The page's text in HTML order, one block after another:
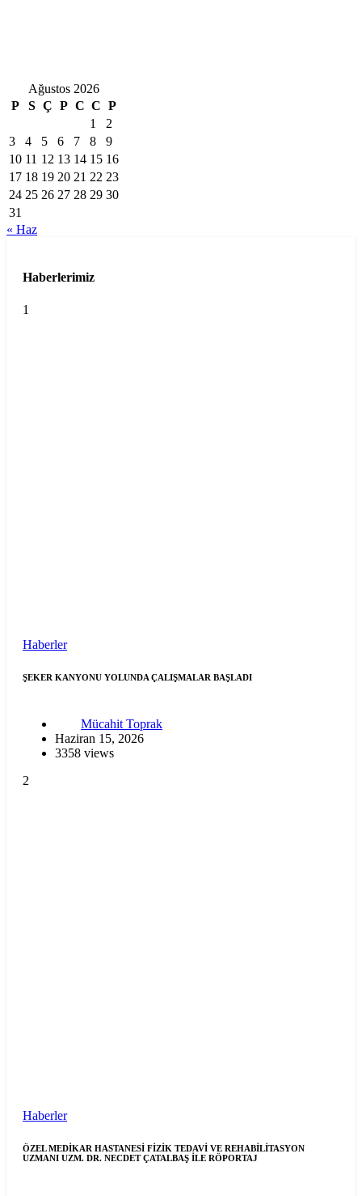
Ağustos 2026
P
S Ç P C C P
1
2
3
4 5 6 7 8
9
10 11 12 13 14 15 16
17 18 19 20 21 22 23
24 25 26 27 28 29 30
31
« Haz
Haberlerimiz
1
Haberler
ŞEKER KANYONU YOLUNDA ÇALIŞMALAR BAŞLADI
Mücahit Toprak
Haziran 15, 2026
3358 views
2
Haberler
ÖZEL MEDİKAR HASTANESİ FİZİK TEDAVİ VE REHABİLİTASYON
UZMANI UZM. DR. NECDET ÇATALBAŞ İLE RÖPORTAJ